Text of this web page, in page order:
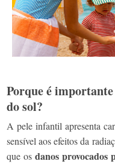
Porque é
do sol?
A pele infantil apresenta
sensível aos efeitos da
que osdanos provocados